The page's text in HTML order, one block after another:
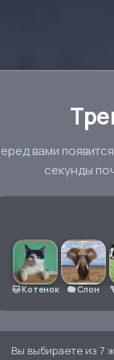
вами
секунды
🐱 Котенок 🐘 Слон
Вы выбираете из 7